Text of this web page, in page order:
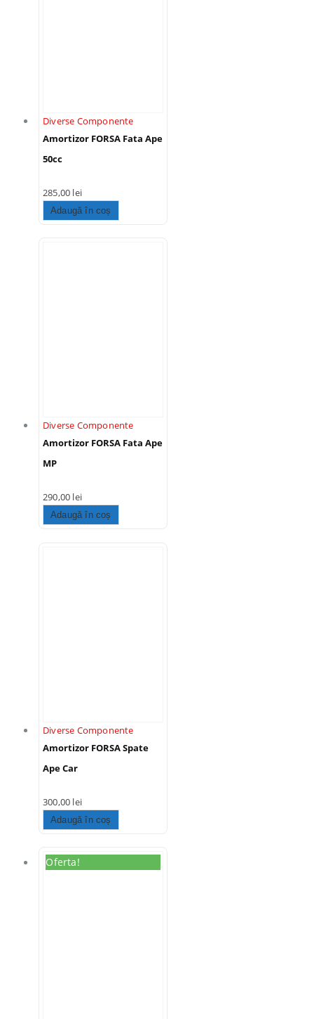
Diverse Componente
Amortizor FORSA Fata Ape
50cc
285,00 lei
Adaugă în coș
Diverse Componente
Amortizor FORSA Fata Ape
MP
290,00 lei
Adaugă în coș
Diverse Componente
Amortizor FORSA Spate
Ape Car
300,00 lei
Adaugă în coș
Oferta!